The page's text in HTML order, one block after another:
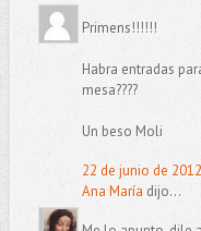
Primens!!!!!!
Habra entradas
mesa????
Un beso Moli
22 de junio de
Ana María dijo...